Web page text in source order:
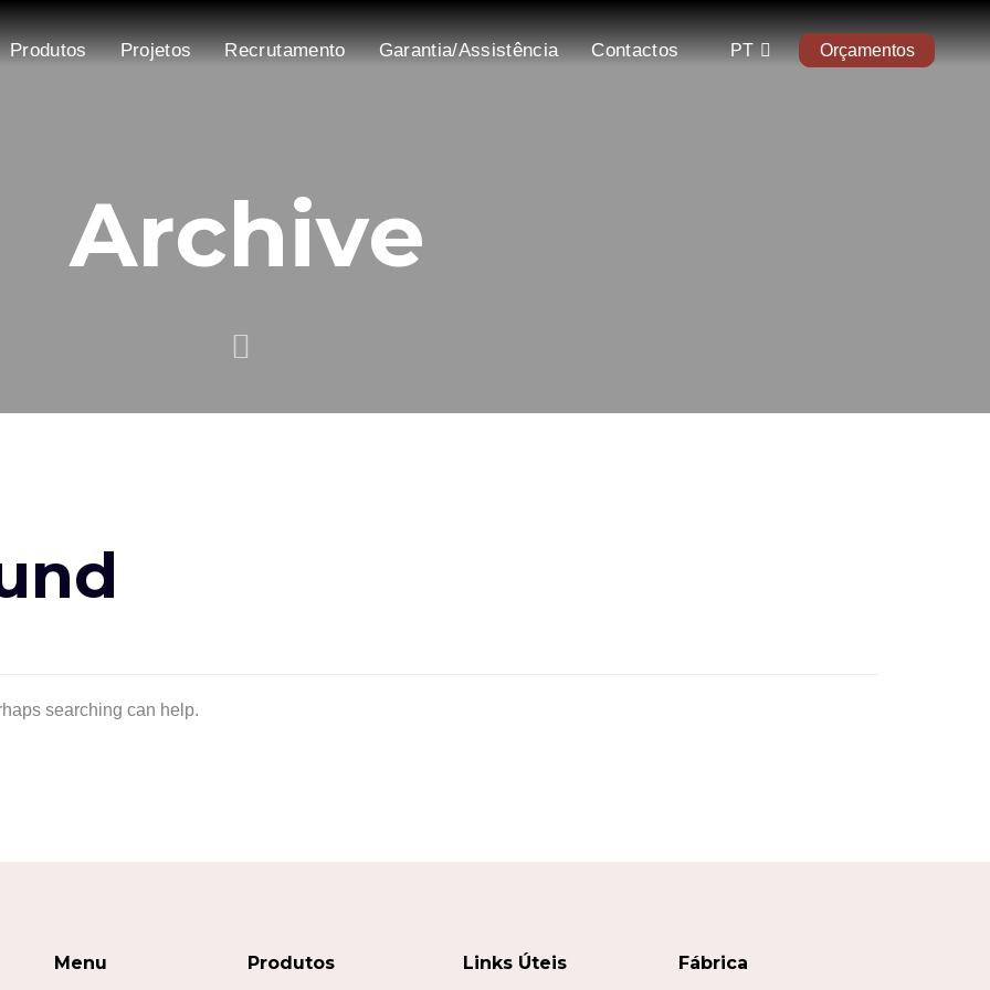
Produtos Projetos Recrutamento Garantia/Assistência Contactos PT Orçamentos
Archive
searching can help.
Menu Produtos Links Úteis Fábrica